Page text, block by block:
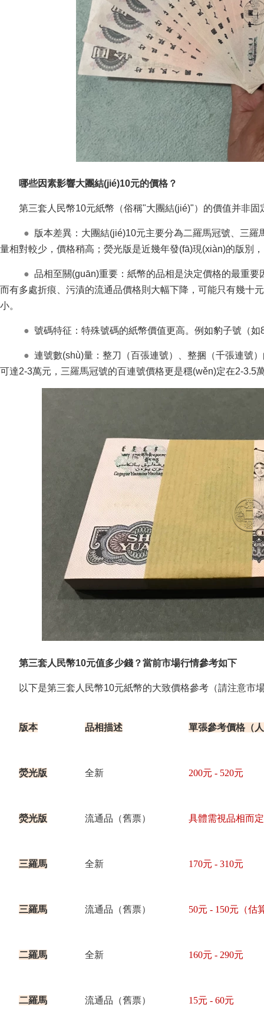
哪些因素影響大團結(jié)10元的價格？
第三套人民幣10元紙幣（俗稱"大團結(jié)"）的價值并非固
● 版本差異：大團結(jié)10元主要分為二羅馬冠號、三羅
量相對較少，價格稍高；熒光版是近幾年發(fā)現(xiàn)的版別
● 品相至關(guān)重要：紙幣的品相是決定價格的最重要因
而有多處折痕、污漬的流通品價格則大幅下降，可能只有幾
小。
● 號碼特征：特殊號碼的紙幣價值更高。例如豹子號（
● 連號數(shù)量：整刀（百張連號）、整捆（千張連號
可達2-3萬元，三羅馬冠號的百連號價格更是穩(wěn)定在2-3.5萬元
第三套人民幣10元值多少錢？當前市場行情參考如下
以下是第三套人民幣10元紙幣的大致價格參考（請注意市場
版本 品相描述 單張參考價格（
熒光版 全新 200元 - 520元
熒光版 流通品（舊票） 具體需視品相而定
三羅馬 全新 170元 - 310元
三羅馬 流通品（舊票） 50元 - 150元（估
二羅馬 全新 160元 - 290元
二羅馬 流通品（舊票） 15元 - 60元